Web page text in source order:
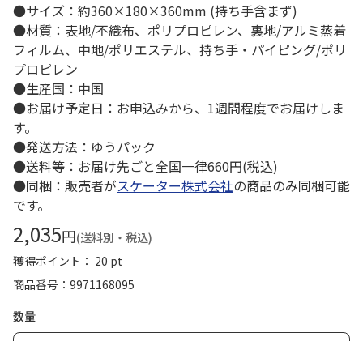
●サイズ：約360×180×360mm (持ち手含まず)
●材質：表地/不織布、ポリプロピレン、裏地/アルミ蒸着
フィルム、中地/ポリエステル、持ち手・パイピング/ポリ
プロピレン
●生産国：中国
●お届け予定日：お申込みから、1週間程度でお届けしま
す。
●発送方法：ゆうパック
●送料等：お届け先ごと全国一律660円(税込)
●同梱：販売者がスケーター株式会社の商品のみ同梱可能
です。
2,035円(送料別・税込)
獲得ポイント： 20 pt
商品番号
9971168095
数量